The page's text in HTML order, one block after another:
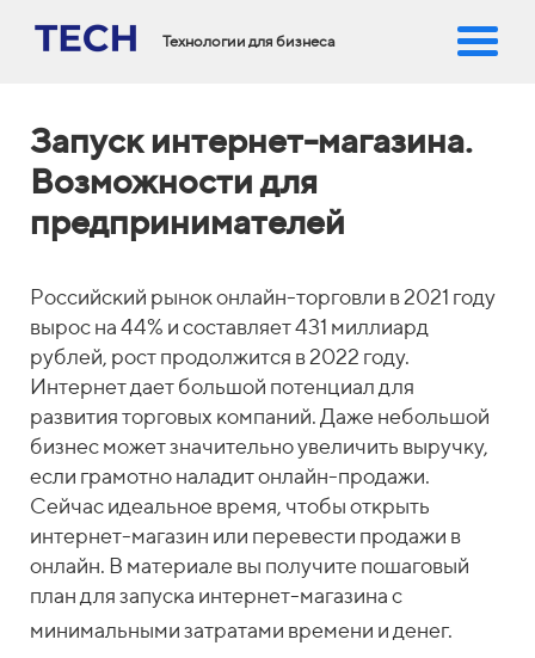
Технологии для бизнеса
Запуск интернет-магазина.
Возможности для
предпринимателей
Российский рынок онлайн-торговли в 2021 году
вырос на 44% и составляет 431 миллиард
рублей, рост продолжится в 2022 году.
Интернет дает большой потенциал для
развития торговых компаний. Даже небольшой
бизнес может значительно увеличить выручку,
если грамотно наладит онлайн-продажи.
Сейчас идеальное время, чтобы открыть
интернет-магазин или перевести продажи в
онлайн. В материале вы получите пошаговый
план для запуска интернет-магазина с
минимальными затратами времени и денег.